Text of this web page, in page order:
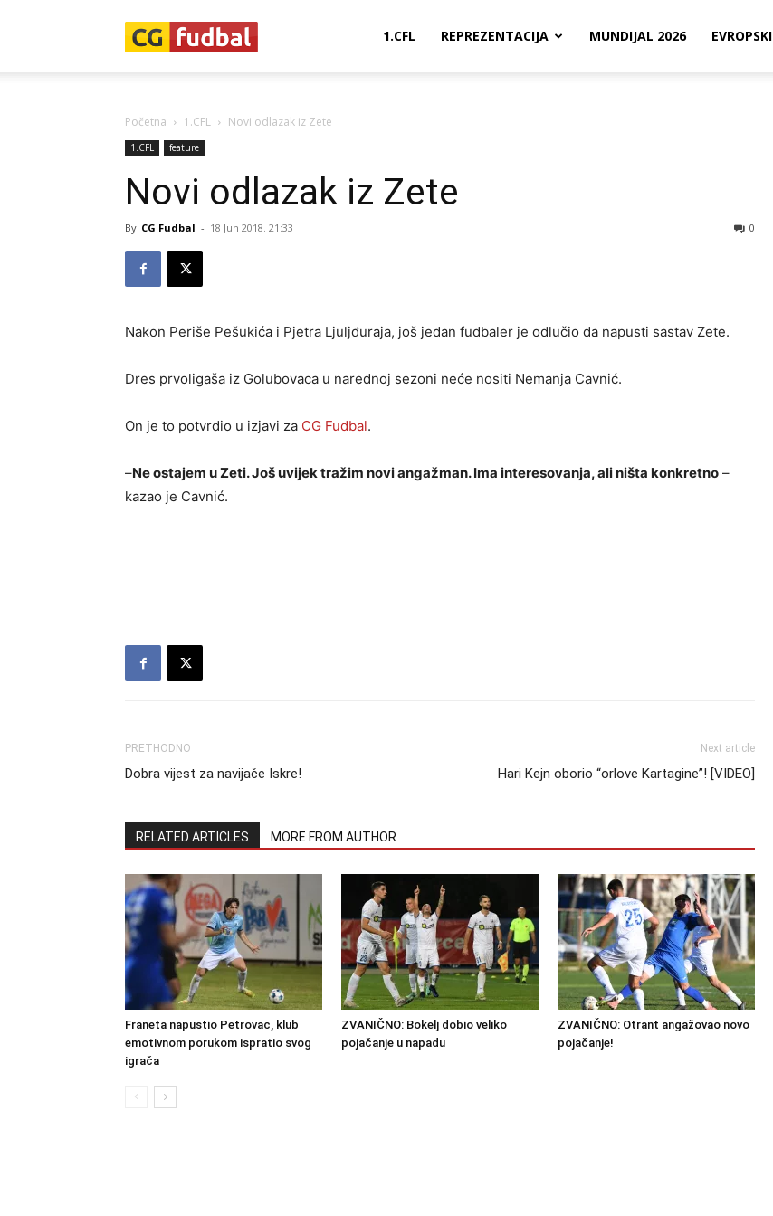
1.CFL REPREZENTACIJA MUNDIJAL 2026 EVROPSKI
Početna 1.CFL Novi odlazak iz Zete
1.CFL feature
Novi odlazak iz Zete
By CG Fudbal - 18 Jun 2018. 21:33 0
Nakon Periše Pešukića i Pjetra Ljuljđuraja, još jedan fudbaler je odlučio da napusti sastav Zete.
Dres prvoligaša iz Golubovaca u narednoj sezoni neće nositi Nemanja Cavnić.
On je to potvrdio u izjavi za CG Fudbal.
–Ne ostajem u Zeti. Još uvijek tražim novi angažman. Ima interesovanja, ali ništa konkretno –
kazao je Cavnić.
PRETHODNO
Dobra vijest za navijače Iskre!
Next article
Hari Kejn oborio “orlove Kartagine”! [VIDEO]
RELATED ARTICLES MORE FROM AUTHOR
Franeta napustio Petrovac, klub
emotivnom porukom ispratio svog
igrača
ZVANIČNO: Bokelj dobio veliko
pojačanje u napadu
ZVANIČNO: Otrant angažovao novo
pojačanje!